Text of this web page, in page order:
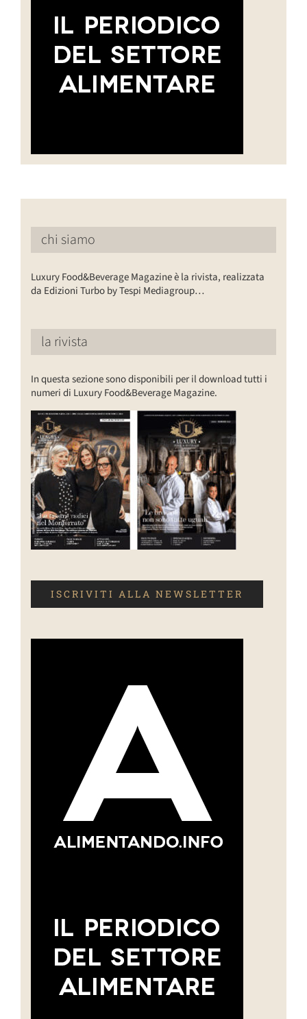
chi siamo
Luxury Food&Beverage Magazine è la rivista, realizzata
da Edizioni Turbo by Tespi Mediagroup…
la rivista
In questa sezione sono disponibili per il download tutti i
numeri di Luxury Food&Beverage Magazine.
ISCRIVITI ALLA NEWSLETTER